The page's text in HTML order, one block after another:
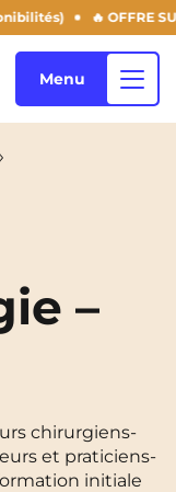
🔥 OFFRE
Billancourt
Menu
–
chirurgiens-
et praticiens-
initiale